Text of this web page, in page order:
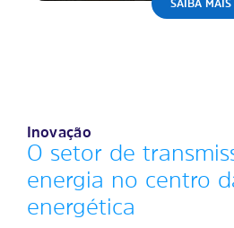
SAIBA MAIS
Inovação
O setor de
energia no centro
energética